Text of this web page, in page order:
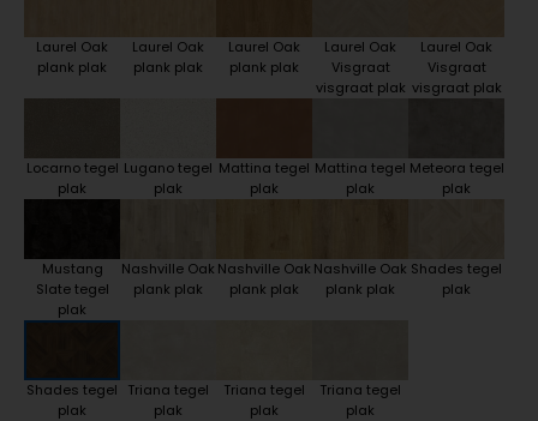
Laurel Oak
plank plak
Laurel Oak
plank plak
Laurel Oak
plank plak
Laurel Oak
Visgraat
visgraat plak
Laurel Oak
Visgraat
visgraat plak
Locarno tegel
plak
Lugano tegel
plak
Mattina tegel
plak
Mattina tegel
plak
Meteora tegel
plak
Mustang
Slate tegel
plak
Nashville Oak
plank plak
Nashville Oak
plank plak
Nashville Oak
plank plak
Shades tegel
plak
Shades tegel
plak
Triana tegel
plak
Triana tegel
plak
Triana tegel
plak